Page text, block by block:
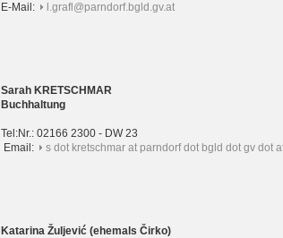
E-Mail:
l.grafl@parndorf.bgld.gv.at
Sarah KRETSCHMAR
Buchhaltung
Tel:Nr.: 02166 2300 - DW 23
Email:
s dot kretschmar at parndorf dot bgld dot gv dot
Katarina Žuljević (ehemals Čirko)